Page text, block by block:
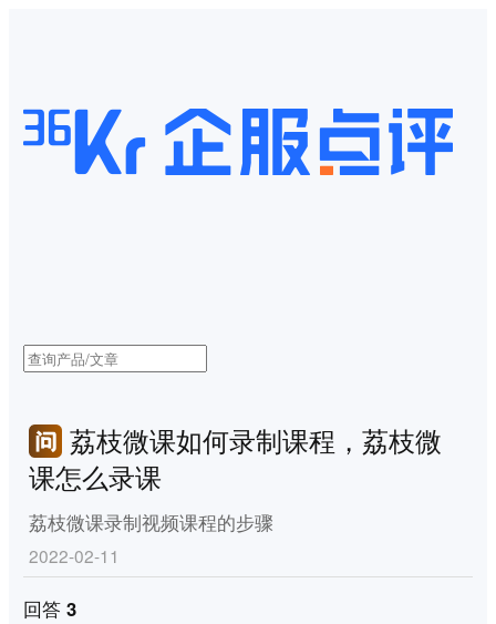
荔枝微课如何录制课程，荔枝微
课怎么录课
荔枝微课录制视频课程的步骤
2022-02-11
回答 3